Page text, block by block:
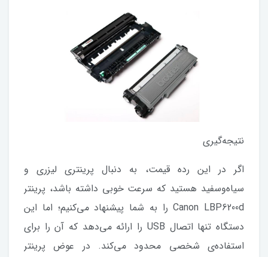
نتیجه‌گیری
اگر در این رده قیمت، به دنبال پرینتری لیزری و
سیاه‌وسفید هستید که سرعت خوبی داشته باشد، پرینتر
Canon LBP6200d را به شما پیشنهاد می‌کنیم؛ اما این
دستگاه تنها اتصال USB را ارائه می‌دهد که آن را برای
استفاده‌ی شخصی محدود می‌کند. در عوض پرینتر